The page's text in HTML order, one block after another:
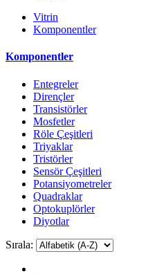
Vitrin
Komponentler
Komponentler
Entegreler
Dirençler
Transistörler
Mosfetler
Röle Çeşitleri
Triyaklar
Tristörler
Sensör Çeşitleri
Potansiyometreler
Quadraklar
Optokuplörler
Diyotlar
Sırala: